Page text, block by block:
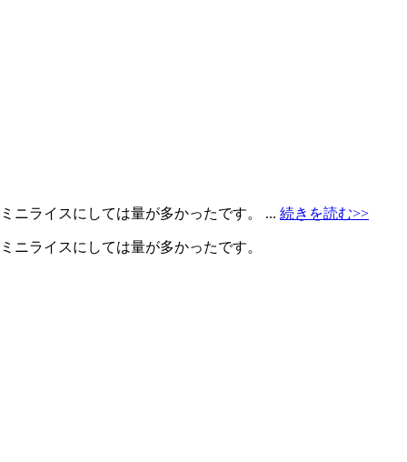
ニライスにしては量が多かったです。 ... 続きを読む>>
ニライスにしては量が多かったです。